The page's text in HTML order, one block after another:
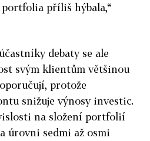
portfolia příliš hýbala,“
debaty se ale
svým klientům většinou
protože
snižuje výnosy investic.
na složení portfolií
úrovni sedmi až osmi